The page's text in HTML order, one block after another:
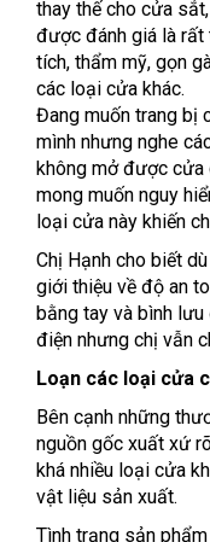
thay thế cho cửa
được đánh giá là rất
tích, thẩm mỹ, gọn
các loại cửa khác.
Đang muốn trang bị
mình nhưng nghe
không mở được cửa
mong muốn nguy
loại cửa này khiến
Chị Hạnh cho biết
giới thiệu về độ an
bằng tay và bình
điện nhưng chị vẫn
Loạn các loại cửa
Bên cạnh những
nguồn gốc xuất xứ
khá nhiều loại cửa
vật liệu sản xuất.
Tình trạng sản